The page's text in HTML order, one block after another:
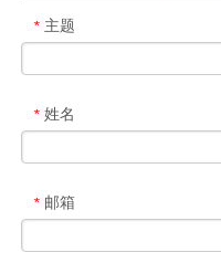
* 主题
* 姓名
* 邮箱